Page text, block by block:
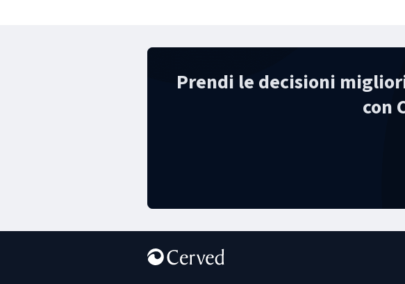
Prendi le decisioni
con